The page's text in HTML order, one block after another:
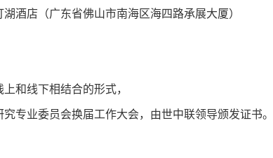
店（广东省佛山市南海区海四路承展大厦）
和线下相结合的形式，
究专业委员会换届工作大会，由世中联领导颁发证书。